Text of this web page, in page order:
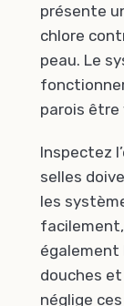
présente
chlore
peau. Le
parois être
Inspectez
selles
les
facilement,
également
douches
néglige